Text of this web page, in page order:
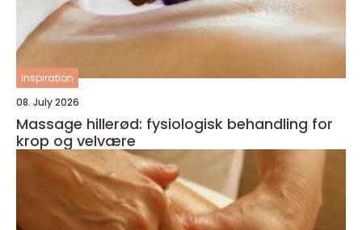
inspiration
08. July 2026
Massage hillerød: fysiologisk behandling for
krop og velvære